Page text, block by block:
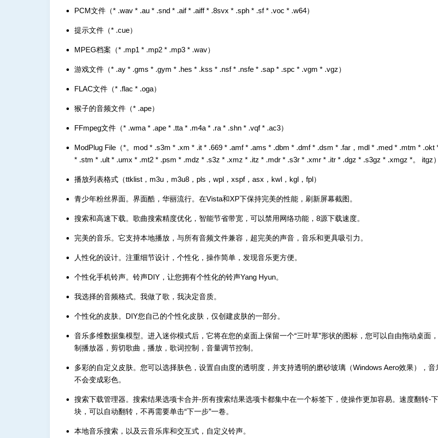
PCM文件（* .wav * .au * .snd * .aif * .aiff * .8svx * .sph * .sf * .voc * .w64）
提示文件（* .cue）
MPEG档案（* .mp1 * .mp2 * .mp3 * .wav）
游戏文件（* .ay * .gms * .gym * .hes * .kss * .nsf * .nsfe * .sap * .spc * .vgm * .vgz）
FLAC文件（* .flac * .oga）
猴子的音频文件（* .ape）
FFmpeg文件（* .wma * .ape * .tta * .m4a * .ra * .shn * .vqf * .ac3）
ModPlug File（*。mod * .s3m * .xm * .it * .669 * .amf * .ams * .dbm * .dmf * .dsm * .far，mdl * .med * .mtm * .okt
* .stm * .ult * .umx * .mt2 * .psm * .mdz * .s3z * .xmz * .itz * .mdr * .s3r * .xmr * .itr * .dgz * .s3gz * .xmgz *。 itgz
播放列表格式（ttklist，m3u，m3u8，pls，wpl，xspf，asx，kwl，kgl，fpl）
青少年粉丝界面。界面酷，华丽流行。在Vista和XP下保持完美的性能，刷新屏幕截图。
搜索和高速下载。歌曲搜索精度优化，智能节省带宽，可以禁用网络功能，8源下载速度。
完美的音乐。它支持本地播放，与所有音频文件兼容，超完美的声音，音乐和更具吸引力。
人性化的设计。注重细节设计，个性化，操作简单，发现音乐更方便。
个性化手机铃声。铃声DIY，让您拥有个性化的铃声Yang Hyun。
我选择的音频格式。我做了歌，我决定音质。
个性化的皮肤。DIY您自己的个性化皮肤，仅创建皮肤的一部分。
音乐多维数据集模型。进入迷你模式后，它将在您的桌面上保留一个“三叶草”形状的图标，您可以自由拖动桌面
制播放器，剪切歌曲，播放，歌词控制，音量调节控制。
多彩的自定义皮肤。您可以选择肤色，设置自由度的透明度，并支持透明的磨砂玻璃（Windows Aero效果），音
不会变成彩色。
搜索下载管理器。搜索结果选项卡合并-所有搜索结果选项卡都集中在一个标签下，使操作更加容易。速度翻转-
块，可以自动翻转，不再需要单击“下一步”一卷。
本地音乐搜索，以及云音乐库和交互式，自定义铃声。